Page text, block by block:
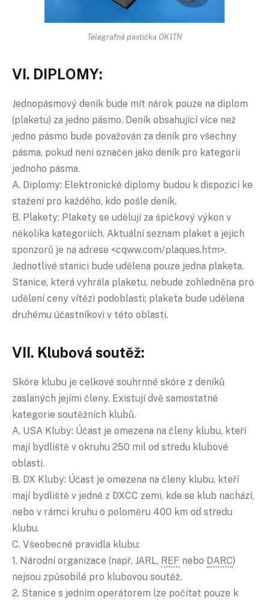
Telegrafná pastička OK1TN
VI. DIPLOMY:
Jednopásmový deník bude mít nárok pouze na diplom
(plaketu) za jedno pásmo. Deník obsahující více než
jedno pásmo bude považován za deník pro všechny
pásma, pokud není označen jako deník pro kategorii
jednoho pásma.
A. Diplomy: Elektronické diplomy budou k dispozici ke
stažení pro každého, kdo pošle deník.
B. Plakety: Plakety se udělují za špičkový výkon v
několika kategoriích. Aktuální seznam plaket a jejich
sponzorů je na adrese <cqww.com/plaques.htm>.
Jednotlivé stanici bude udělena pouze jedna plaketa.
Stanice, která vyhrála plaketu, nebude zohledněna pro
udělení ceny vítězi podoblasti; plaketa bude udělena
druhému účastníkovi v této oblasti.
VII. Klubová soutěž:
Skóre klubu je celkové souhrnné skóre z deníků
zaslaných jejími členy. Existují dvě samostatné
kategorie soutěžních klubů.
A. USA Kluby: Účast je omezena na členy klubu, kteří
mají bydliště v okruhu 250 mil od středu klubové
oblasti.
B. DX Kluby: Účast je omezena na členy klubu, kteří
mají bydliště v jedné z DXCC zemi, kde se klub nachází,
nebo v rámci kruhu o poloměru 400 km od středu
klubu.
C. Všeobecné pravidla klubu:
1. Národní organizace (např. JARL, REF nebo DARC)
nejsou způsobilé pro klubovou soutěž.
2. Stanice s jedním operátorem lze počítat pouze k